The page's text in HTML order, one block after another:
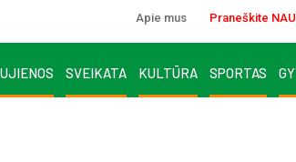
Apie mus Praneškite
SVEIKATA KULTŪRA SPORTAS